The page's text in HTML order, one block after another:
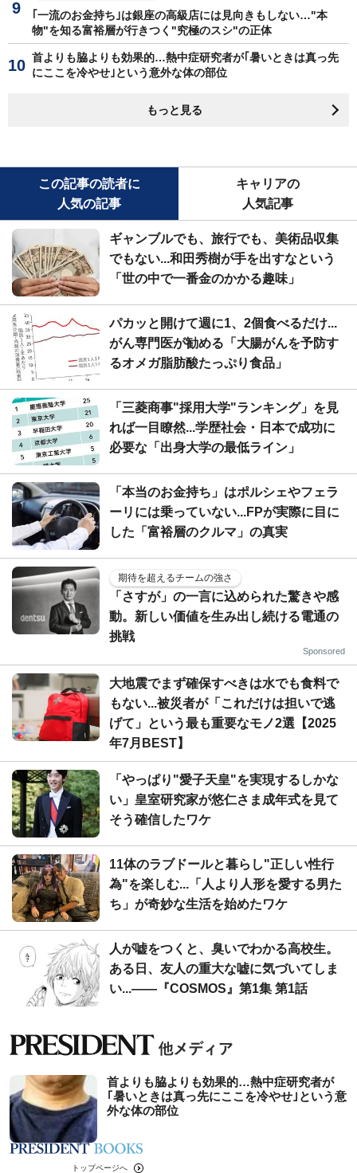
｢一流のお金持ち｣は銀座の高級店には見向きもしない…"本
物"を知る富裕層が行きつく"究極のスシ"の正体
首よりも脇よりも効果的…熱中症研究者が｢暑いときは真っ先
にここを冷やせ｣という意外な体の部位
もっと見る
この記事の読者に
人気の記事
キャリアの
人気記事
ギャンブルでも、旅行でも、美術品収集
でもない...和田秀樹が手を出すなという
「世の中で一番金のかかる趣味」
パカッと開けて週に1、2個食べるだけ...
がん専門医が勧める「大腸がんを予防す
るオメガ脂肪酸たっぷり食品」
「三菱商事"採用大学"ランキング」を見
れば一目瞭然...学歴社会・日本で成功に
必要な「出身大学の最低ライン」
「本当のお金持ち」はポルシェやフェラ
ーリには乗っていない...FPが実際に目に
した「富裕層のクルマ」の真実
期待を超えるチームの強さ
「さすが」の一言に込められた驚きや感
動。新しい価値を生み出し続ける電通の
挑戦
Sponsored
大地震でまず確保すべきは水でも食料で
もない...被災者が「これだけは担いで逃
げて」という最も重要なモノ2選【2025
年7月BEST】
「やっぱり"愛子天皇"を実現するしかな
い」皇室研究家が悠仁さま成年式を見て
そう確信したワケ
11体のラブドールと暮らし"正しい性行
為"を楽しむ...「人より人形を愛する男た
ち」が奇妙な生活を始めたワケ
人が嘘をつくと、臭いでわかる高校生。
ある日、友人の重大な嘘に気づいてしま
い...――『COSMOS』第1集 第1話
首よりも脇よりも効果的…熱中症研究者が
｢暑いときは真っ先にここを冷やせ｣という意
外な体の部位
トップページへ